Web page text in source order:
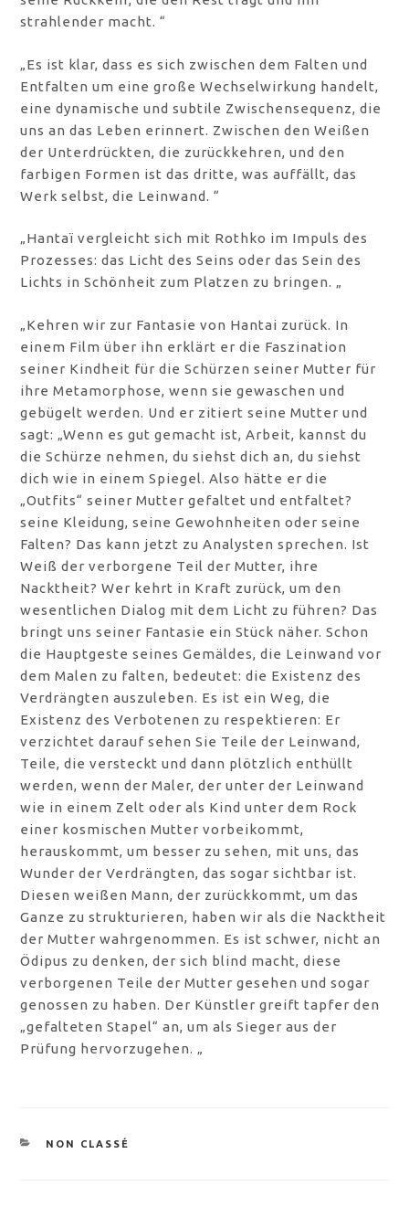
strahlender macht. “
„Es ist klar, dass es sich zwischen dem Falten und
Entfalten um eine große Wechselwirkung handelt,
eine dynamische und subtile Zwischensequenz, die
uns an das Leben erinnert. Zwischen den Weißen
der Unterdrückten, die zurückkehren, und den
farbigen Formen ist das dritte, was auffällt, das
Werk selbst, die Leinwand. “
„Hantaï vergleicht sich mit Rothko im Impuls des
Prozesses: das Licht des Seins oder das Sein des
Lichts in Schönheit zum Platzen zu bringen. „
„Kehren wir zur Fantasie von Hantai zurück. In
einem Film über ihn erklärt er die Faszination
seiner Kindheit für die Schürzen seiner Mutter für
ihre Metamorphose, wenn sie gewaschen und
gebügelt werden. Und er zitiert seine Mutter und
sagt: „Wenn es gut gemacht ist, Arbeit, kannst du
die Schürze nehmen, du siehst dich an, du siehst
dich wie in einem Spiegel. Also hätte er die
„Outfits“ seiner Mutter gefaltet und entfaltet?
seine Kleidung, seine Gewohnheiten oder seine
Falten? Das kann jetzt zu Analysten sprechen. Ist
Weiß der verborgene Teil der Mutter, ihre
Nacktheit? Wer kehrt in Kraft zurück, um den
wesentlichen Dialog mit dem Licht zu führen? Das
bringt uns seiner Fantasie ein Stück näher. Schon
die Hauptgeste seines Gemäldes, die Leinwand vor
dem Malen zu falten, bedeutet: die Existenz des
Verdrängten auszuleben. Es ist ein Weg, die
Existenz des Verbotenen zu respektieren: Er
verzichtet darauf sehen Sie Teile der Leinwand,
Teile, die versteckt und dann plötzlich enthüllt
werden, wenn der Maler, der unter der Leinwand
wie in einem Zelt oder als Kind unter dem Rock
einer kosmischen Mutter vorbeikommt,
herauskommt, um besser zu sehen, mit uns, das
Wunder der Verdrängten, das sogar sichtbar ist.
Diesen weißen Mann, der zurückkommt, um das
Ganze zu strukturieren, haben wir als die Nacktheit
der Mutter wahrgenommen. Es ist schwer, nicht an
Ödipus zu denken, der sich blind macht, diese
verborgenen Teile der Mutter gesehen und sogar
genossen zu haben. Der Künstler greift tapfer den
„gefalteten Stapel“ an, um als Sieger aus der
Prüfung hervorzugehen. „
KATEGORIEN
NON CLASSÉ